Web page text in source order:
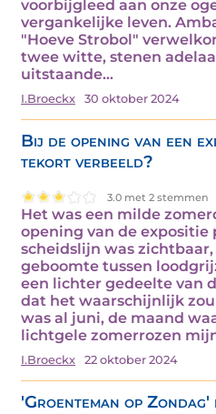
voorbijgleed aan onze
vergankelijke leven.
"Hoeve Strobol"
twee witte, stenen
uitstaande…
I.Broeckx 30 oktober 2024
Bij de opening van een
tekort verbeeld?
3.0 met 2 stemmen
Het was een milde
opening van de expositie
scheidslijn was
geboomte tussen
een lichter gedeelte van
dat het waarschijnlijk
was al juni, de maand
lichtgele zomerrozen
I.Broeckx 22 oktober 2024
'Groenteman op Zondag'